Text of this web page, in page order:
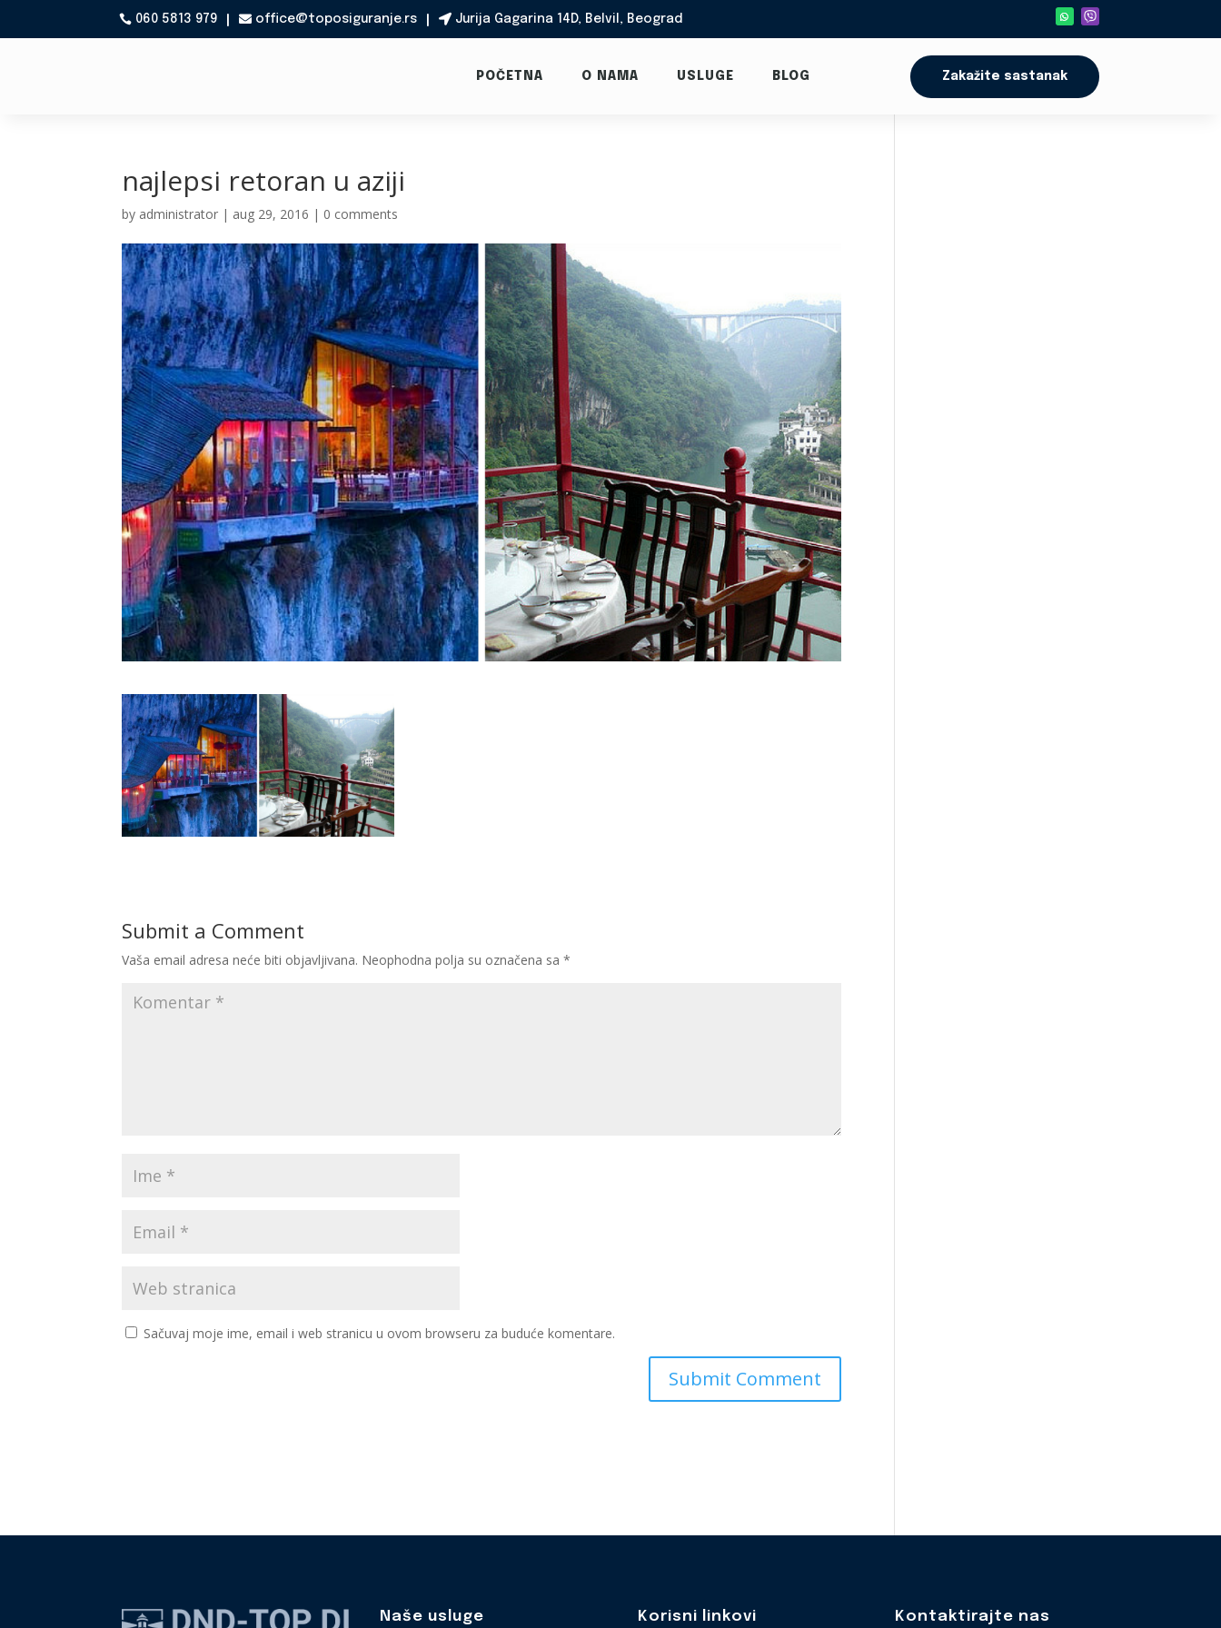
060 5813 979  office@toposiguranje.rs Jurija Gagarina 14D, Belvil, Beograd
POČETNA O NAMA USLUGE BLOG Zakažite sastanak
najlepsi retoran u aziji
by administrator | aug 29, 2016 | 0 comments
Submit a Comment
Vaša email adresa neće biti objavljivana. Neophodna polja su označena sa*
Sačuvaj moje ime, email i web stranicu u ovom browseru za buduće komentare.
Naše usluge Korisni linkovi Kontaktirajte nas